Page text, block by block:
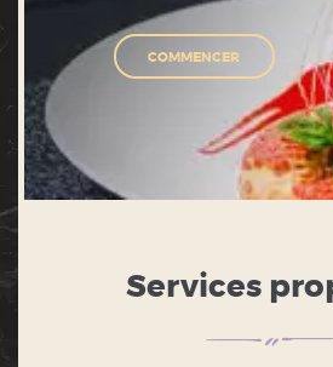
COMMENCER
Services